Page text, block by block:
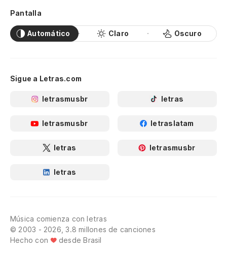
Pantalla
Automático Claro Oscuro
Sigue a Letras.com
letrasmusbr letras
letrasmusbr letraslatam
letras letrasmusbr
letras
Música comienza con letras
© 2003 - 2026, 3.8 millones de canciones
Hecho con
desde Brasil